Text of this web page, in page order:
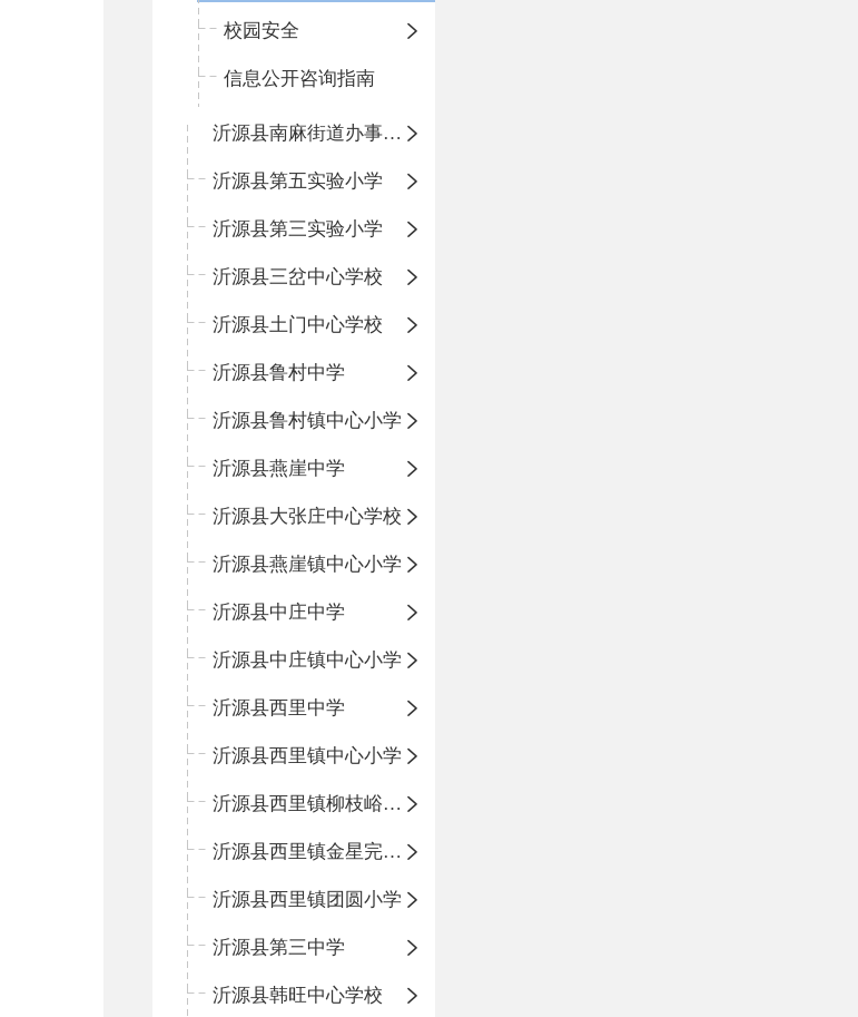
校园安全
信息公开咨询指南
沂源县南麻街道办事处中心小学
沂源县第五实验小学
沂源县第三实验小学
沂源县三岔中心学校
沂源县土门中心学校
沂源县鲁村中学
沂源县鲁村镇中心小学
沂源县燕崖中学
沂源县大张庄中心学校
沂源县燕崖镇中心小学
沂源县中庄中学
沂源县中庄镇中心小学
沂源县西里中学
沂源县西里镇中心小学
沂源县西里镇柳枝峪回民小学
沂源县西里镇金星完全小学
沂源县西里镇团圆小学
沂源县第三中学
沂源县韩旺中心学校